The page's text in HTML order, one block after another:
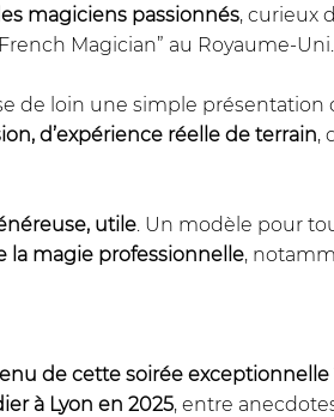
magiciens passionnés, curieux
Magician” au Royaume-Uni.
de loin une simple présentation
d’expérience réelle de terrain,
utile. Un modèle pour
la magie professionnelle,
de cette soirée exceptionnelle
à Lyon en 2025, entre